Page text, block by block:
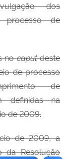
dos
processo de
nocaputdeste
de processo
de
definidas na
de 2009.
de 2009, a
da Resolução